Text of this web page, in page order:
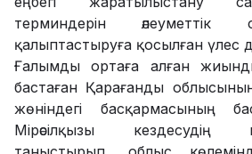
терминдерін әлеуметтік
қалыптастыруға қосылған үлес
Ғалымды ортаға алған
бастаған Қарағанды
жөніндегі басқармасының
Мірәсілқызы кездесудің